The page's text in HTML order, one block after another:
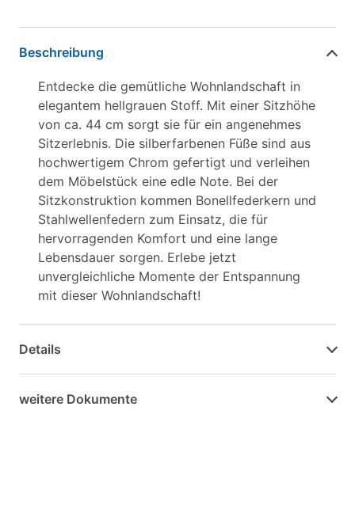
Beschreibung
Entdecke die gemütliche Wohnlandschaft in
elegantem hellgrauen Stoff. Mit einer Sitzhöhe
von ca. 44 cm sorgt sie für ein angenehmes
Sitzerlebnis. Die silberfarbenen Füße sind aus
hochwertigem Chrom gefertigt und verleihen
dem Möbelstück eine edle Note. Bei der
Sitzkonstruktion kommen Bonellfederkern und
Stahlwellenfedern zum Einsatz, die für
hervorragenden Komfort und eine lange
Lebensdauer sorgen. Erlebe jetzt
unvergleichliche Momente der Entspannung
mit dieser Wohnlandschaft!
Details
weitere Dokumente